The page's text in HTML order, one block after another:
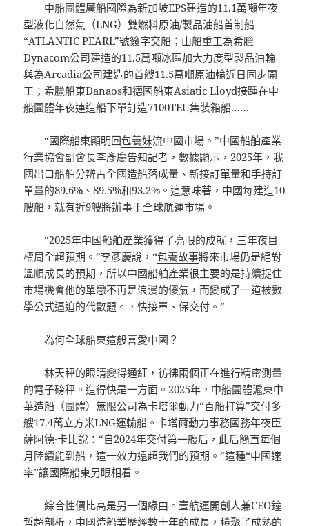
中船團體廣船國際為新加坡EPS建造的11.1萬噸年夜
型液化自然氣（LNG）雙燃料原油/製品油船首制船
“ATLANTIC PEARL”號簽字交船；山船重工為希臘
Dynacom公司建造的11.5萬噸冰區加大力度型製品油輪
與為Arcadia公司建造的首艘11.5萬噸原油輪近日同步開
工；希臘船東Danaos和德國船東Asiatic Lloyd接踵在中
船團體年夜連造船下單訂造7100TEU集裝箱船……
“國際船東顯明回包養妹流中國市場。”中國船舶產業
行業協會副會長李彥慶告知記者，數據顯示，2025年，我
國出口船舶分辨占全國造船落成量、新接訂單量和手持訂
單量的89.6%、89.5%和93.2%。這意味著，中國每建造10
艘船，就有近9艘將辦事于全球航運市場。
“2025年中國船舶產業獲得了亮眼的成就，三年夜目
標周全超預期。”李彥慶說，“包養故事將來市場仍是絕對
溫順成長的預期，所以中國船舶產業很主要的是持續捉住
市場機會他的單戀不再是浪漫的傻氣，而變成了一道被數
學公式逼迫的代數題。，快接單、保交付。”
為何全球船東這般喜愛中國？
林天秤的眼睛變得通紅，彷彿兩個正在進行精密測量
的電子磅秤。造得快是一方面。2025年，中船團體滬東中
華造船（團體）無限公司為卡塔爾動力“百船打算”交付多
艘17.4萬立方米LNG運輸船。卡塔爾動力事務國務年夜臣
薩阿德·卡比說：“自2024年交付第一艘后，此后簡直每個
月陸續能到船，這一效力遠超我們的預期。”這種“中國速
率”讓國際船東另眼相看。
綜合性價比高是另一個緣由。壹航運開創人兼CEO鐘
哲超剖析，中國造船業歷經數十年的成長，積聚了成熟的